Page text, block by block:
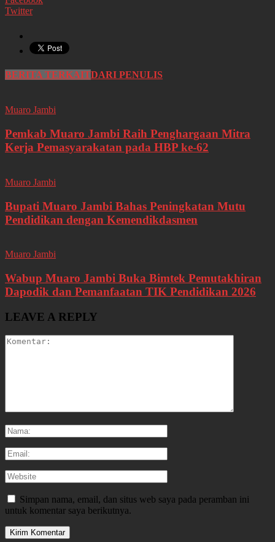
Twitter
BERITA TERKAITDARI PENULIS
Muaro Jambi
Pemkab Muaro Jambi Raih Penghargaan Mitra
Kerja Pemasyarakatan pada HBP ke-62
Muaro Jambi
Bupati Muaro Jambi Bahas Peningkatan Mutu
Pendidikan dengan Kemendikdasmen
Muaro Jambi
Wabup Muaro Jambi Buka Bimtek Pemutakhiran
Dapodik dan Pemanfaatan TIK Pendidikan 2026
LEAVE A REPLY
Simpan nama, email, dan situs web saya pada peramban ini
untuk komentar saya berikutnya.